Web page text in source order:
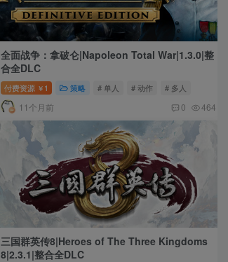
全面战争：拿破仑|Napoleon Total War|1.3.0|整
合全DLC
付费资源 ￥ 1 策略 # 单人 # 动作 # 多人
11个月前 0 464
三国群英传8|Heroes of The Three Kingdoms
8|2.3.1|整合全DLC